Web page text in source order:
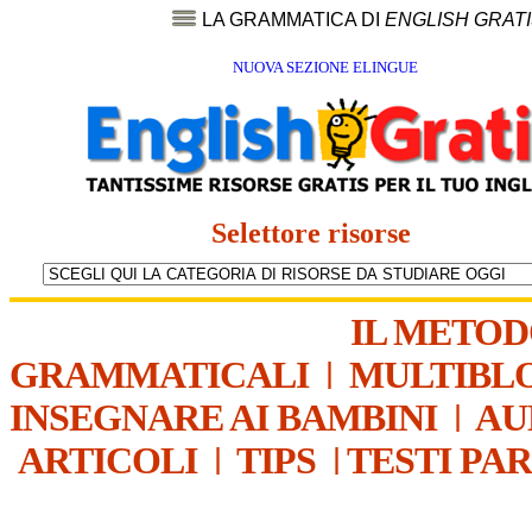
LA GRAMMATICA DI ENGLISH
NUOVA SEZIONE ELINGUE
Selettore risorse
IL
GRAMMATICALI|
INSEGNARE AI BAMBINI|
ARTICOLI| TIPS | TESTI